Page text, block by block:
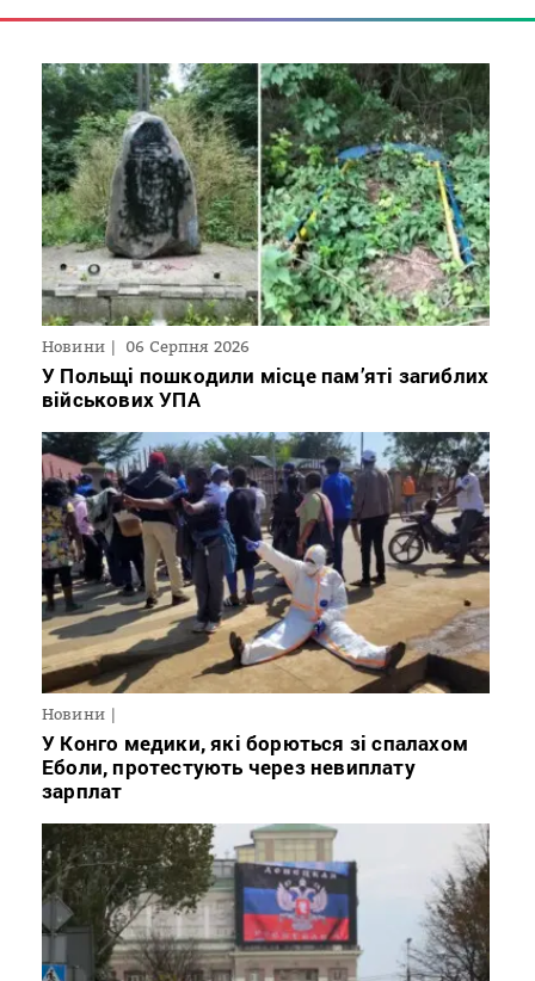
Новини 06 Серпня 2026
У Польщі пошкодили місце пам’яті загиблих
військових УПА
Новини
У Конго медики, які борються зі спалахом
Еболи, протестують через невиплату
зарплат